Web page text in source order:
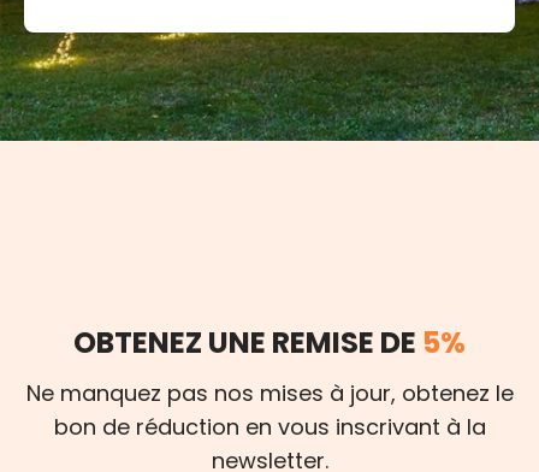
OBTENEZ UNE REMISE DE 5%
Ne manquez pas nos mises à jour, obtenez le
bon de réduction en vous inscrivant à la
newsletter.